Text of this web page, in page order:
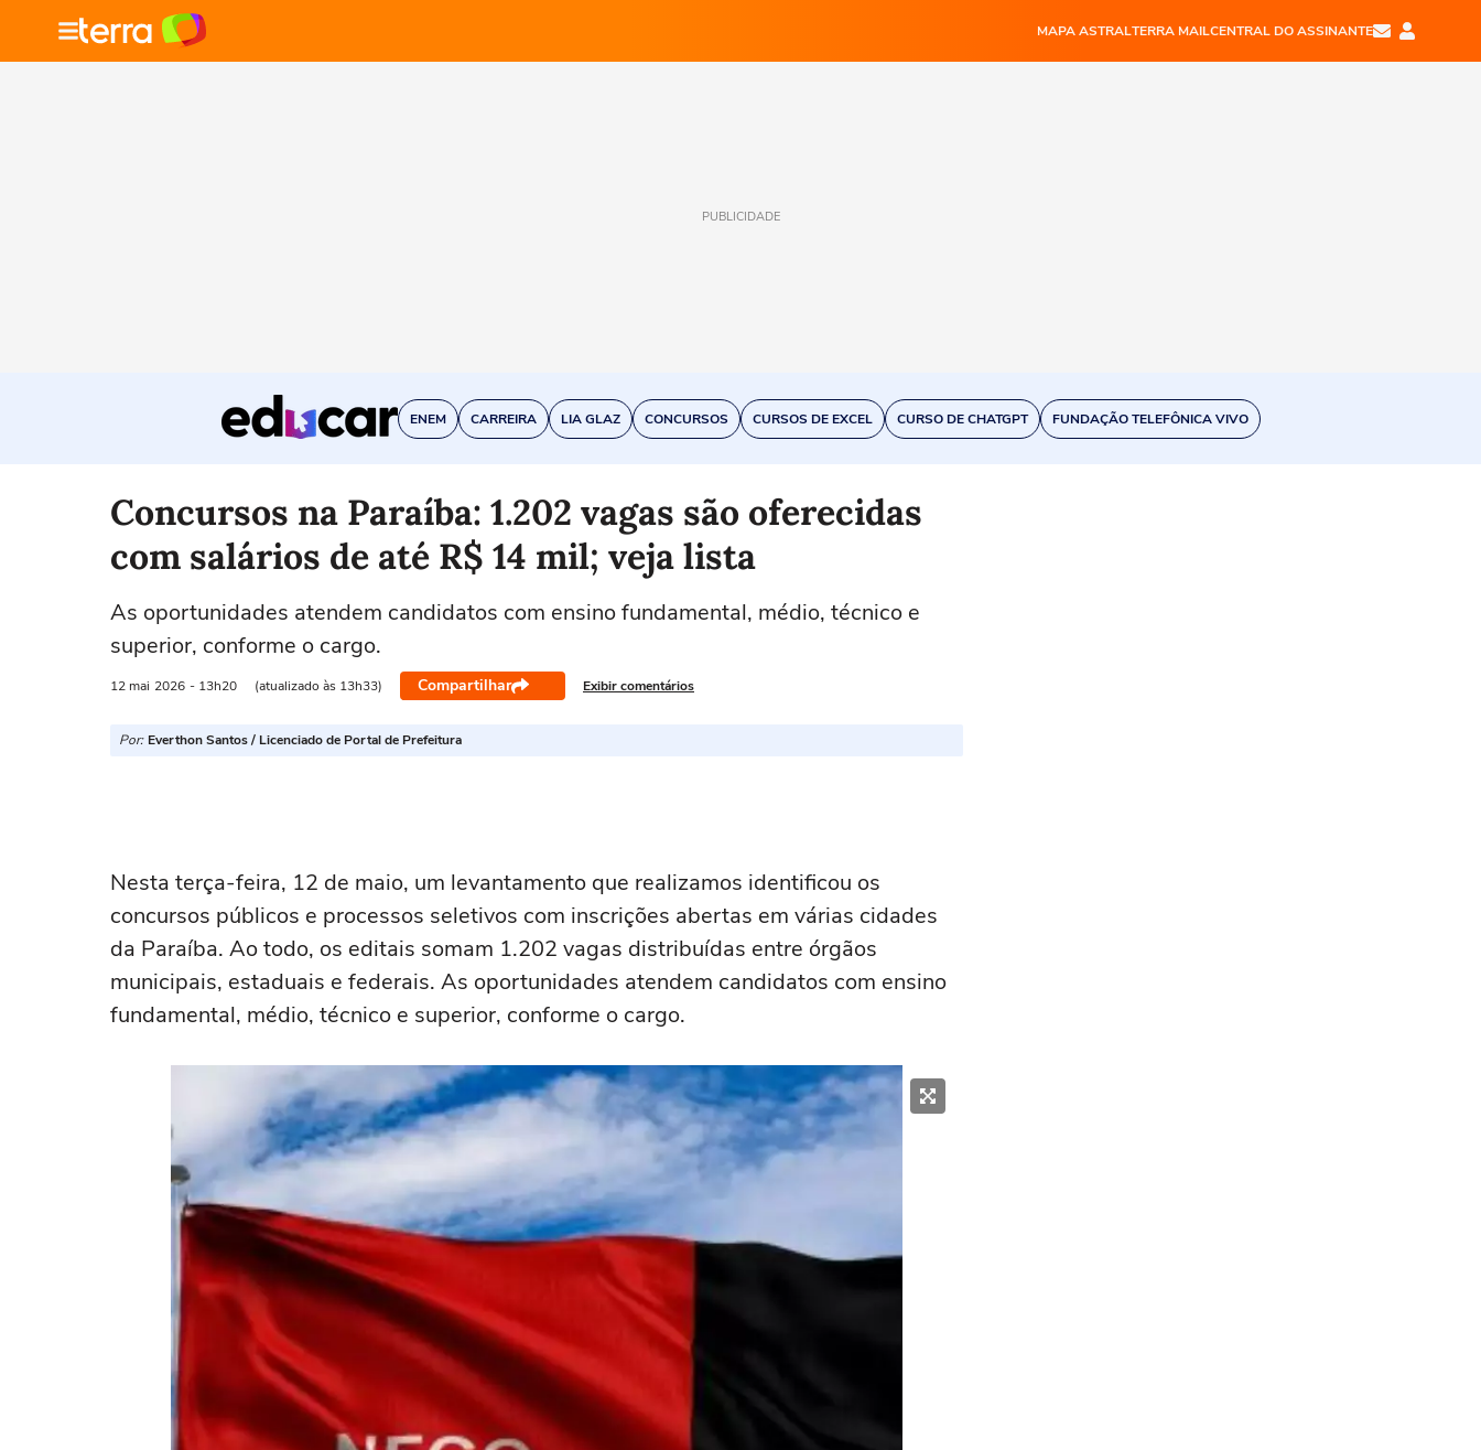
MAPA ASTRALTERRA MAILCENTRAL DO ASSINANTE
PUBLICIDADE
ENEM CARREIRA LIA GLAZ CONCURSOS CURSOS DE EXCEL CURSO DE CHATGPT FUNDAÇÃO TELEFÔNICA VIVO
Concursos na Paraíba: 1.202 vagas são oferecidas
com salários de até R$ 14 mil; veja lista
As oportunidades atendem candidatos com ensino fundamental, médio, técnico e
superior, conforme o cargo.
12 mai 2026 - 13h20 (atualizado às 13h33) Compartilhar Exibir comentários
Por: Everthon Santos / Licenciado de Portal de Prefeitura
Nesta terça-feira, 12 de maio, um levantamento que realizamos identificou os
concursos públicos e processos seletivos com inscrições abertas em várias cidades
da Paraíba. Ao todo, os editais somam 1.202 vagas distribuídas entre órgãos
municipais, estaduais e federais. As oportunidades atendem candidatos com ensino
fundamental, médio, técnico e superior, conforme o cargo.